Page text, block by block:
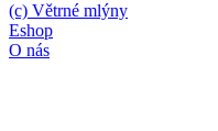
(c) Větrné mlýny
Eshop
O nás